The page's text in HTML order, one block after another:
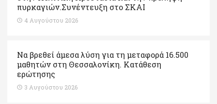
πυρκαγιών.Συνέντευξη στο ΣΚΑΙ
4 Αυγούστου 2026
Να βρεθεί άμεσα λύση για τη μεταφορά 16.500
μαθητών στη Θεσσαλονίκη. Κατάθεση
ερώτησης
3 Αυγούστου 2026